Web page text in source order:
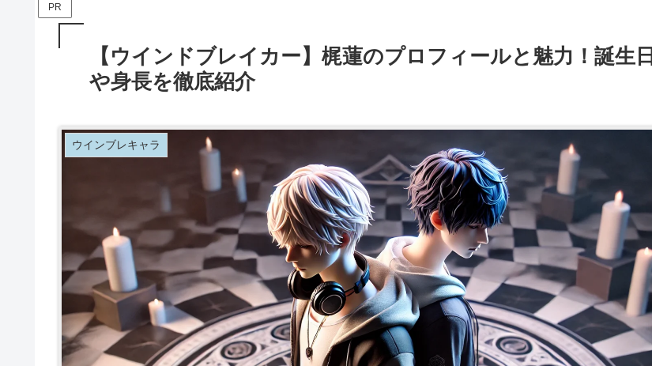
PR
【ウインドブレイカー】梶蓮のプロフィールと魅力！誕生日
や身長を徹底紹介
ウインブレキャラ